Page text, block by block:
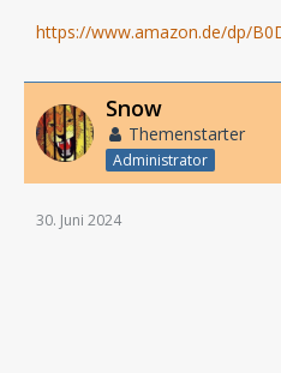
https://www.amazon.de/dp/
Snow
Themenstarter
Administrator
30. Juni 2024